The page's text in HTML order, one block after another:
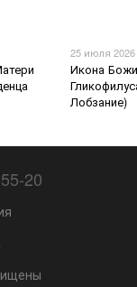
25 июля 2026
Икона
Лобзание)
20